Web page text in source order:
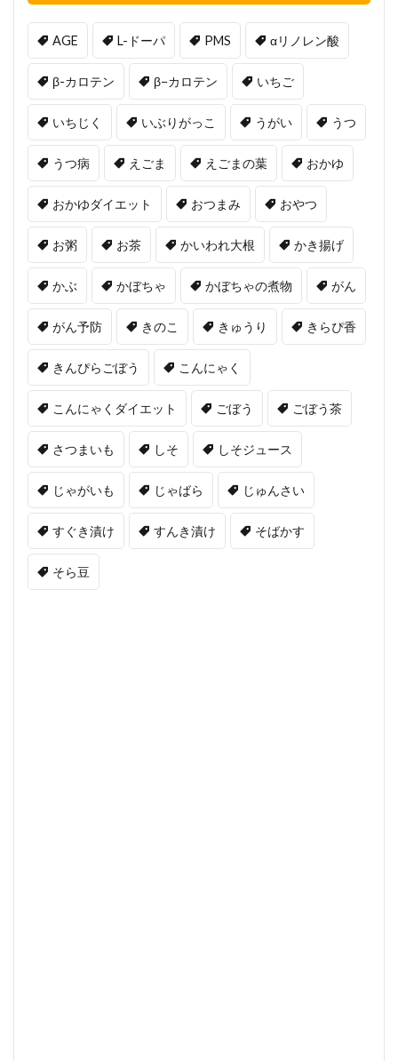
AGE L-ドーパ PMS αリノレン酸
β-カロテン β−カロテン いちご
いちじく いぶりがっこ うがい うつ
うつ病 えごま えごまの葉 おかゆ
おかゆダイエット おつまみ おやつ
お粥 お茶 かいわれ大根 かき揚げ
かぶ かぼちゃ かぼちゃの煮物 がん
がん予防 きのこ きゅうり きらぴ香
きんぴらごぼう こんにゃく
こんにゃくダイエット ごぼう ごぼう茶
さつまいも しそ しそジュース
じゃがいも じゃばら じゅんさい
すぐき漬け すんき漬け そばかす
そら豆